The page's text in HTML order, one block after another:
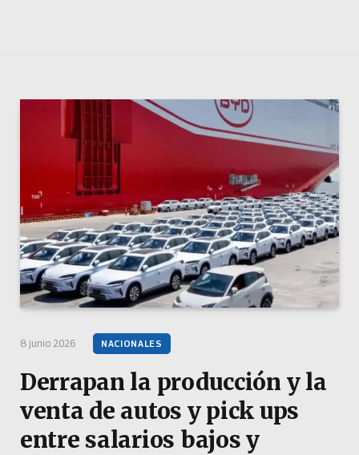
8 junio 2026 NACIONALES
Derrapan la producción y la
venta de autos y pick ups
entre salarios bajos y